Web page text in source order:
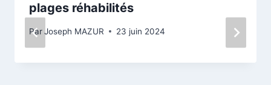
plages réhabilités
ParJoseph MAZUR 23 juin 2024